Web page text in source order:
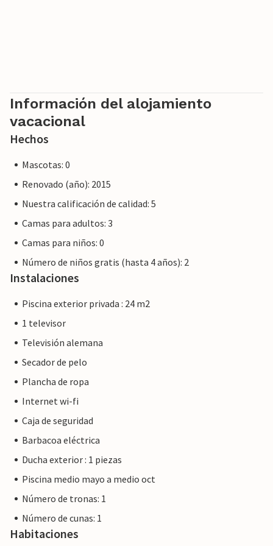
Información del alojamiento
vacacional
Hechos
Mascotas: 0
Renovado (año): 2015
Nuestra calificación de calidad: 5
Camas para adultos: 3
Camas para niños: 0
Número de niños gratis (hasta 4 años): 2
Instalaciones
Piscina exterior privada : 24 m2
1 televisor
Televisión alemana
Secador de pelo
Plancha de ropa
Internet wi-fi
Caja de seguridad
Barbacoa eléctrica
Ducha exterior : 1 piezas
Piscina medio mayo a medio oct
Número de tronas: 1
Número de cunas: 1
Habitaciones